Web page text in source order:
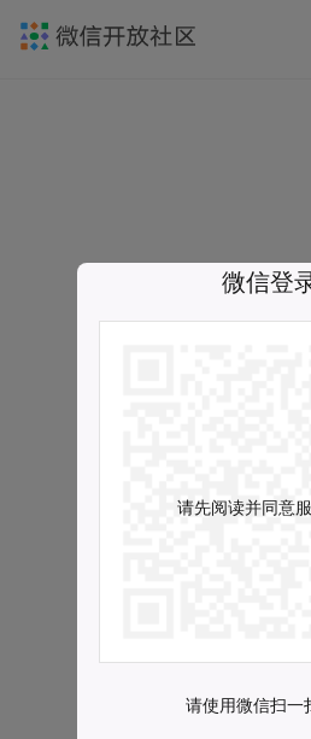
微信登
请先阅读并同意
请使用微信扫一